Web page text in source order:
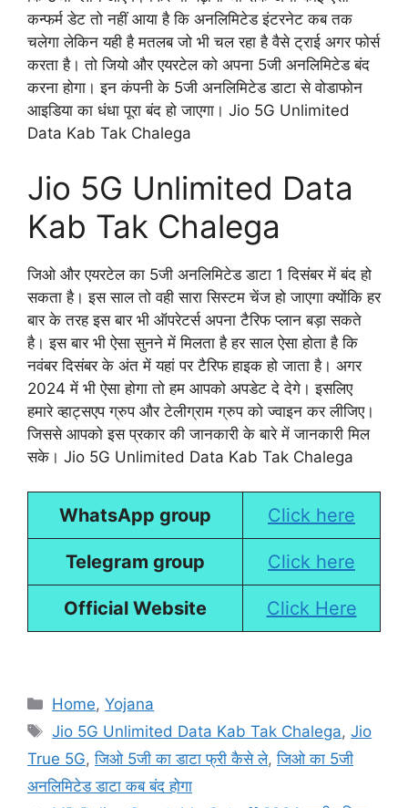
कन्फर्म डेट तो नहीं आया है कि अनलिमिटेड इंटरनेट कब तक
चलेगा लेकिन यही है मतलब जो भी चल रहा है वैसे ट्राई अगर फोर्स
करता है। तो जियो और एयरटेल को अपना 5जी अनलिमिटेड बंद
करना होगा। इन कंपनी के 5जी अनलिमिटेड डाटा से वोडाफोन
आइडिया का धंधा पूरा बंद हो जाएगा। Jio 5G Unlimited
Data Kab Tak Chalega
Jio 5G Unlimited Data
Kab Tak Chalega
जिओ और एयरटेल का 5जी अनलिमिटेड डाटा 1 दिसंबर में बंद हो
सकता है। इस साल तो वही सारा सिस्टम चेंज हो जाएगा क्योंकि हर
बार के तरह इस बार भी ऑपरेटर्स अपना टैरिफ प्लान बड़ा सकते
है। इस बार भी ऐसा सुनने में मिलता है हर साल ऐसा होता है कि
नवंबर दिसंबर के अंत में यहां पर टैरिफ हाइक हो जाता है। अगर
2024 में भी ऐसा होगा तो हम आपको अपडेट दे देगे। इसलिए
हमारे व्हाट्सएप ग्रुप और टेलीग्राम ग्रुप को ज्वाइन कर लीजिए।
जिससे आपको इस प्रकार की जानकारी के बारे में जानकारी मिल
सके। Jio 5G Unlimited Data Kab Tak Chalega
WhatsApp group Click here
Telegram group Click here
Official Website Click Here
Categories
Home,Yojana
Tags
Jio 5G Unlimited Data Kab Tak Chalega,Jio
True 5G,जिओ 5जी का डाटा फ्री कैसे ले,जिओ का 5जी
अनलिमिटेड डाटा कब बंद होगा